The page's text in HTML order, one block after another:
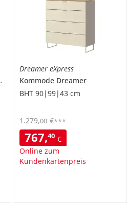
Dreamer eXpress
Kommode Dreamer
BHT 90|99|43 cm
767,40 €
Online zum
Kundenkartenpreis
1.279,00 €***